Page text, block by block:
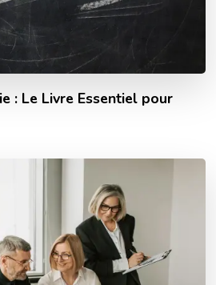
: Le Livre Essentiel pour